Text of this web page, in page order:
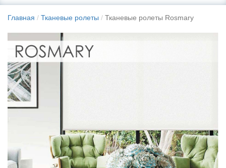
Главная Тканевые ролеты Тканевые ролеты Rosmary